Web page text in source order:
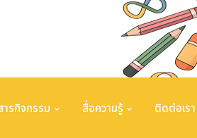
ารกิจกรรม สื่อความรู้ ติดต่อเรา